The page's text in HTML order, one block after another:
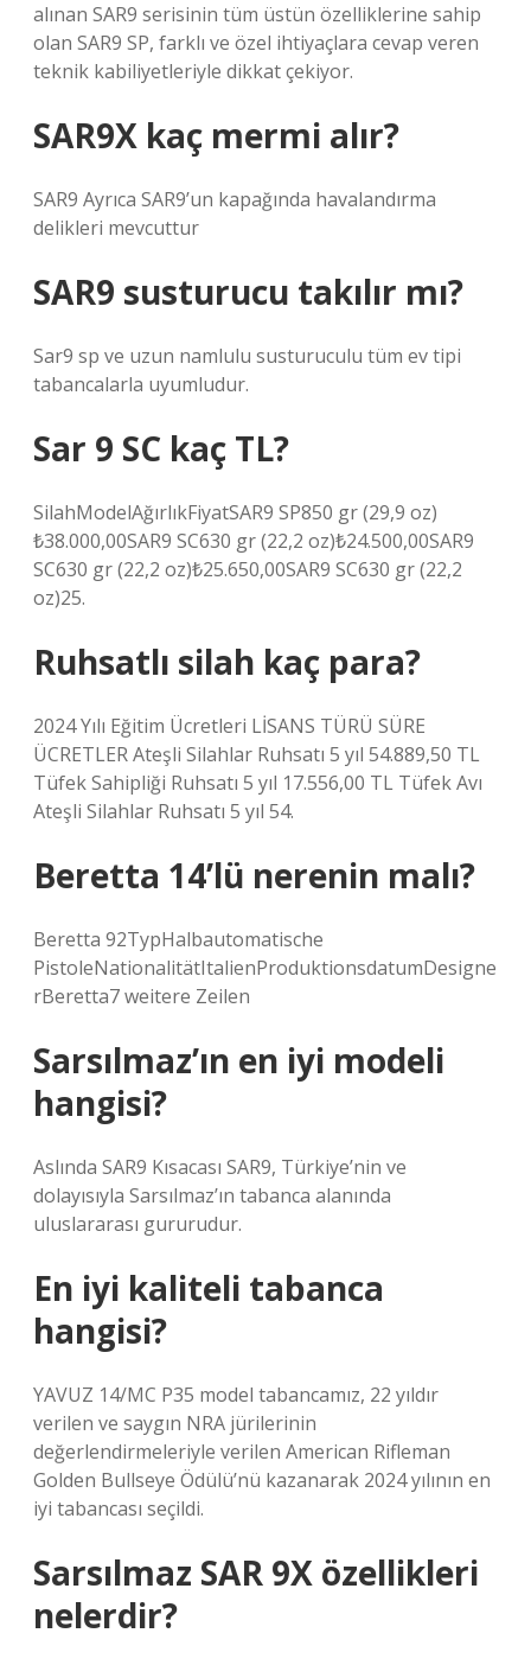
alınan SAR9 serisinin tüm üstün özelliklerine sahip
olan SAR9 SP, farklı ve özel ihtiyaçlara cevap veren
teknik kabiliyetleriyle dikkat çekiyor.
SAR9X kaç mermi alır?
SAR9 Ayrıca SAR9’un kapağında havalandırma
delikleri mevcuttur
SAR9 susturucu takılır mı?
Sar9 sp ve uzun namlulu susturuculu tüm ev tipi
tabancalarla uyumludur.
Sar 9 SC kaç TL?
SilahModelAğırlıkFiyatSAR9 SP850 gr (29,9 oz)
₺38.000,00SAR9 SC630 gr (22,2 oz)₺24.500,00SAR9
SC630 gr (22,2 oz)₺25.650,00SAR9 SC630 gr (22,2
oz)25.
Ruhsatlı silah kaç para?
2024 Yılı Eğitim Ücretleri LİSANS TÜRÜ SÜRE
ÜCRETLER Ateşli Silahlar Ruhsatı 5 yıl 54.889,50 TL
Tüfek Sahipliği Ruhsatı 5 yıl 17.556,00 TL Tüfek Avı
Ateşli Silahlar Ruhsatı 5 yıl 54.
Beretta 14’lü nerenin malı?
Beretta 92TypHalbautomatische
PistoleNationalitätItalienProduktionsdatumDesigne
rBeretta7 weitere Zeilen
Sarsılmaz’ın en iyi modeli
hangisi?
Aslında SAR9 Kısacası SAR9, Türkiye’nin ve
dolayısıyla Sarsılmaz’ın tabanca alanında
uluslararası gururudur.
En iyi kaliteli tabanca
hangisi?
YAVUZ 14/MC P35 model tabancamız, 22 yıldır
verilen ve saygın NRA jürilerinin
değerlendirmeleriyle verilen American Rifleman
Golden Bullseye Ödülü’nü kazanarak 2024 yılının en
iyi tabancası seçildi.
Sarsılmaz SAR 9X özellikleri
nelerdir?